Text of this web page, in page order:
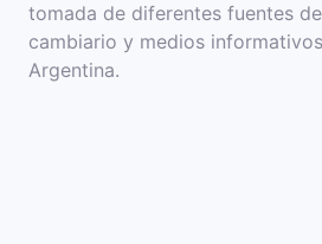
tomada de diferentes fuentes
cambiario y medios
Argentina.